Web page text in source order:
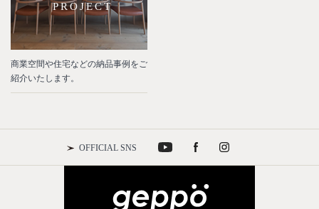
PROJECT
商業空間や住宅などの納品事例をご
紹介いたします。
OFFICIAL SNS